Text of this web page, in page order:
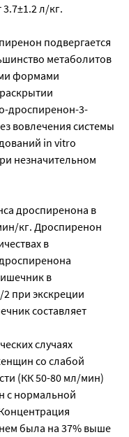
л/кг.
подвергается
метаболитов
формами
дроспиренон-3-
вовлечения системы
in vitro
незначительном
дроспиренона в
кг. Дроспиренон
в
в
при экскреции
составляет
случаях
со слабой
(КК 50-80 мл/мин)
с нормальной
была на 37% выше